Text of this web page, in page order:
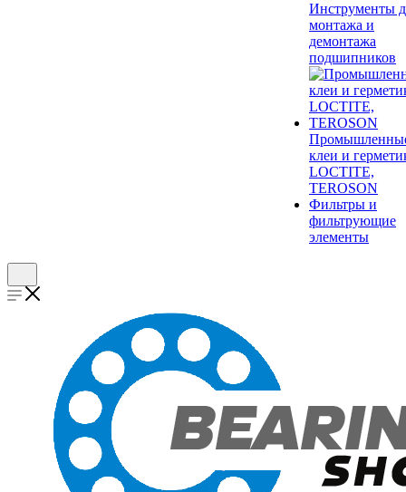
Инструменты
монтажа и
демонтажа
подшипников
клеи и
LOCTITE,
TEROSON
Фильтры и
фильтрующие
элементы